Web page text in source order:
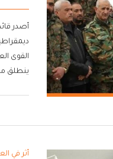
أصدر
القوى
ينطلق
أثر في